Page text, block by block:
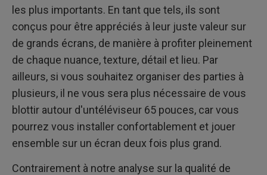
les plus importants. En tant que tels, ils sont
conçus pour être appréciés à leur juste valeur sur
de grands écrans, de manière à profiter pleinement
de chaque nuance, texture, détail et lieu. Par
ailleurs, si vous souhaitez organiser des parties à
plusieurs, il ne vous sera plus nécessaire de vous
blottir autour d'untéléviseur 65 pouces, car vous
pourrez vous installer confortablement et jouer
ensemble sur un écran deux fois plus grand.
Contrairement à notre analyse sur la qualité de